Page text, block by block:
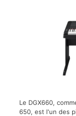
Le DGX660,
650, est l'un des